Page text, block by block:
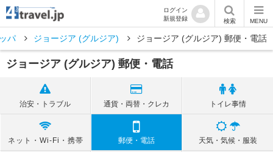
ログイン
新規登録
検索 MENU
パ ジョージア (グルジア) ジョージア (グルジア) 郵便・電話
ジョージア (グルジア) 郵便・電話
治安・トラブル 通貨・両替・クレカ トイレ事情
ネット・Wi-Fi・携帯 郵便・電話 天気・気候・服装